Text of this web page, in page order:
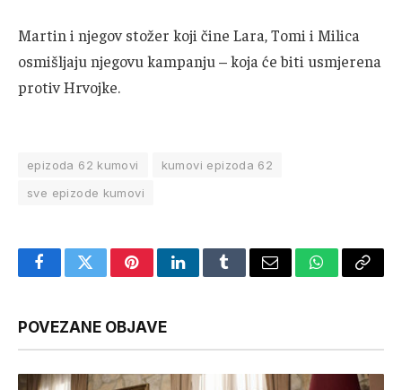
Martin i njegov stožer koji čine Lara, Tomi i Milica
osmišljaju njegovu kampanju – koja će biti usmjerena
protiv Hrvojke.
epizoda 62 kumovi
kumovi epizoda 62
sve epizode kumovi
FacebookTwitterPinterestLinkedInTumblrEmail WhatsApp
Copy
POVEZANE OBJAVE